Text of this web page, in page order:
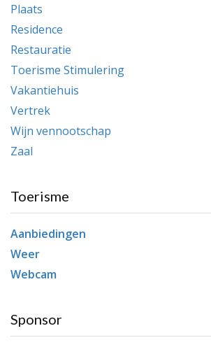
Plaats
Residence
Restauratie
Toerisme Stimulering
Vakantiehuis
Vertrek
Wijn vennootschap
Zaal
Toerisme
Aanbiedingen
Weer
Webcam
Sponsor